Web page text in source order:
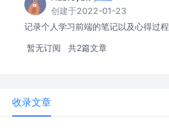
创建于2022-01-23
记录个人学习前端的笔记以及心得过程
暂无订阅 共2篇文章
收录文章